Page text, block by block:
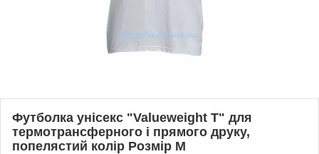
Футболка унісекс "Valueweight T" для
термотрансферного і прямого друку,
попелястий колір Розмір M